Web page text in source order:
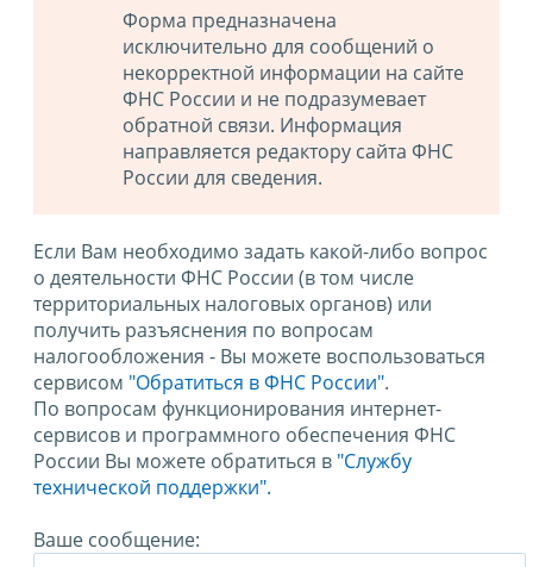
Форма предназначена
исключительно для сообщений о
некорректной информации на сайте
ФНС России и не подразумевает
обратной связи. Информация
направляется редактору сайта ФНС
России для сведения.
Если Вам необходимо задать какой-либо вопрос
о деятельности ФНС России (в том числе
территориальных налоговых органов) или
получить разъяснения по вопросам
налогообложения - Вы можете воспользоваться
сервисом "Обратиться в ФНС России".
По вопросам функционирования интернет-
сервисов и программного обеспечения ФНС
России Вы можете обратиться в "Службу
технической поддержки".
Ваше сообщение: